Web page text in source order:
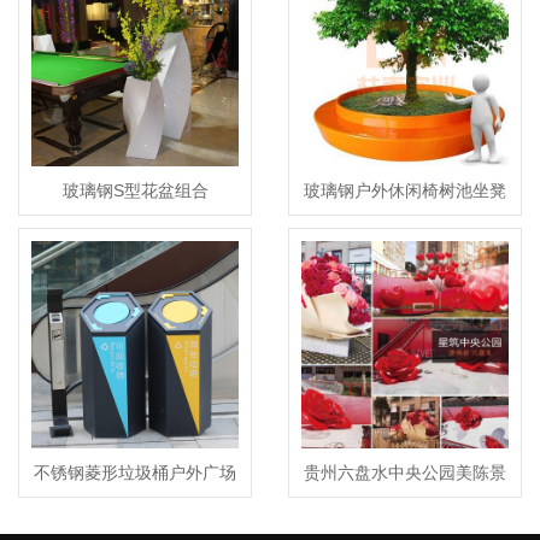
玻璃钢S型花盆组合 玻璃钢户外休闲椅树池坐凳
不锈钢菱形垃圾桶户外广场
垃圾箱
贵州六盘水中央公园美陈景
观制作